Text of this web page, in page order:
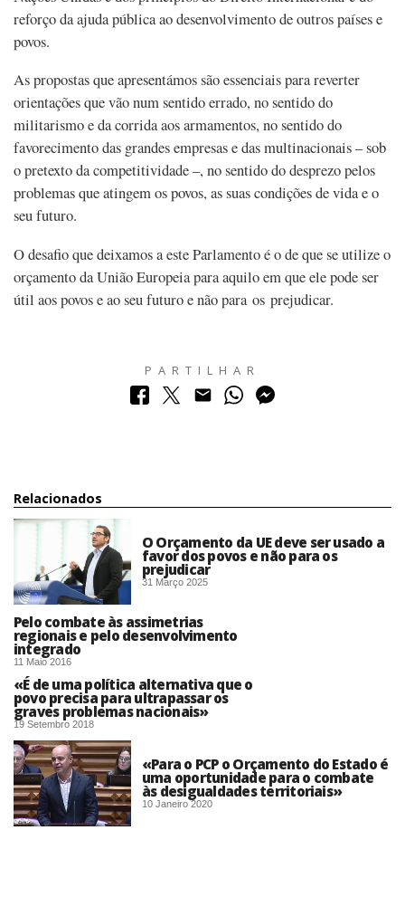
reforço da ajuda pública ao desenvolvimento de outros países e
povos.
As propostas que apresentámos são essenciais para reverter
orientações que vão num sentido errado, no sentido do
militarismo e da corrida aos armamentos, no sentido do
favorecimento das grandes empresas e das multinacionais – sob
o pretexto da competitividade –, no sentido do desprezo pelos
problemas que atingem os povos, as suas condições de vida e o
seu futuro.
O desafio que deixamos a este Parlamento é o de que se utilize o
orçamento da União Europeia para aquilo em que ele pode ser
útil aos povos e ao seu futuro e não para os prejudicar.
PARTILHAR
Relacionados
O Orçamento da UE deve ser usado a
favor dos povos e não para os
prejudicar
31 Março 2025
Pelo combate às assimetrias
regionais e pelo desenvolvimento
integrado
11 Maio 2016
«É de uma política alternativa que o
povo precisa para ultrapassar os
graves problemas nacionais»
19 Setembro 2018
«Para o PCP o Orçamento do Estado é
uma oportunidade para o combate
às desigualdades territoriais»
10 Janeiro 2020